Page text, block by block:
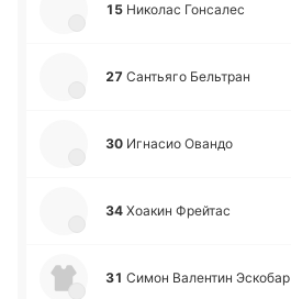
15 Ни­ко­лас Го­нса­лес
27 Са­нтья­го Бе­льтран
30 Игна­сио Овандо
34 Хоакин Фрей­тас
31 Симон Ва­ле­нтин Эско­бар